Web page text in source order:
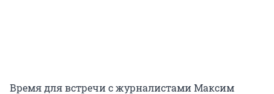
Время для встречи с журналистами Максим